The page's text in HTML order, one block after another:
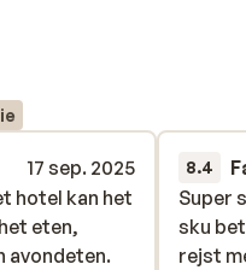
de wellness kun je
17 sep. 2025
hotel kan het
eten,
avondeten.
hotel kan het
eten,
avondeten.
8.4
Super
sku
rejst
Super
sku
rejst